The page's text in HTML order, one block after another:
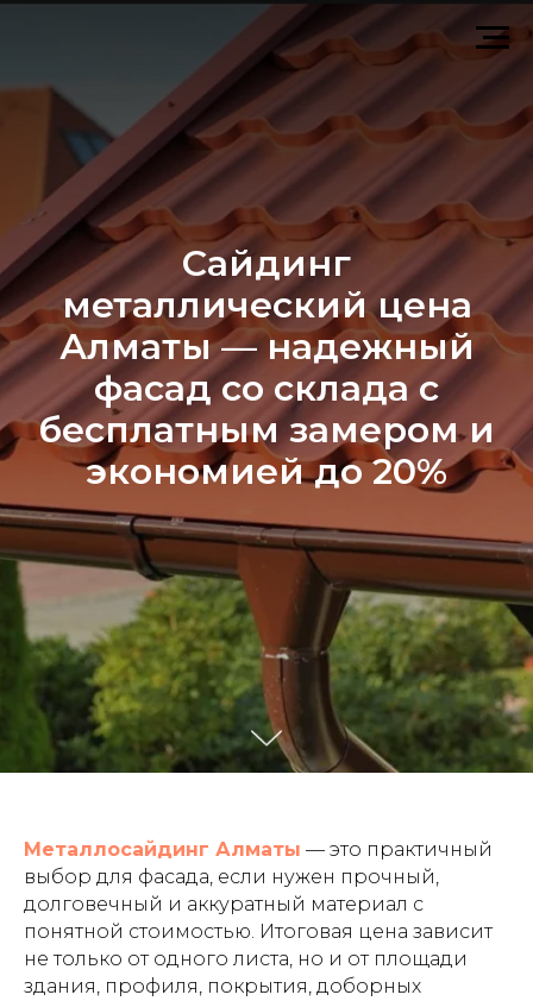
Сайдинг
металлический цена
Алматы — надежный
фасад со склада с
бесплатным замером и
экономией до 20%
Металлосайдинг Алматы — это практичный
выбор для фасада, если нужен прочный,
долговечный и аккуратный материал с
понятной стоимостью. Итоговая цена зависит
не только от одного листа, но и от площади
здания, профиля, покрытия, доборных